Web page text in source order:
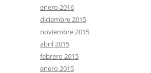
enero 2016
diciembre 2015
noviembre 2015
abril 2015
febrero 2015
enero 2015